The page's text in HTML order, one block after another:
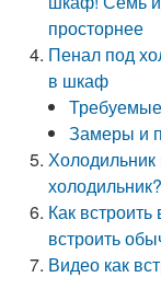
просторнее
Пенал под
в шкаф
Замеры и
Холодильник
холодильник?
Как
встроить
Видео как